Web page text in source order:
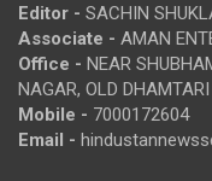
Editor - SACHIN
Associate - AMAN
Office - NEAR
NAGAR, OLD
Mobile - 7000172604
Email -